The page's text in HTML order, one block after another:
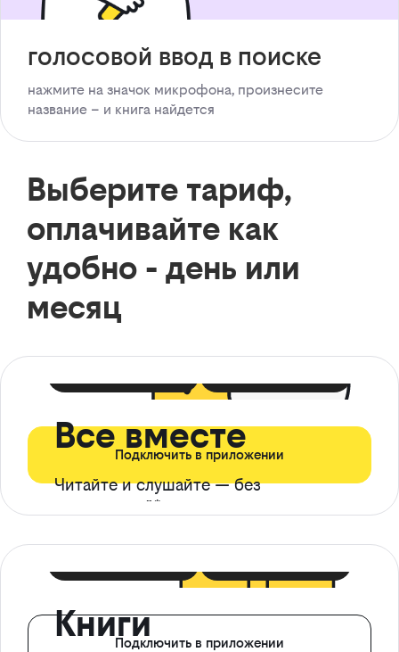
голосовой ввод в поиске
нажмите на значок микрофона, произнесите
название – и книга найдется
Выберите тариф,
оплачивайте как
удобно - день или
месяц
Все вместе
Читайте и слушайте — без
ограничений*
Подключить в приложении
КнигиПодключить в приложении